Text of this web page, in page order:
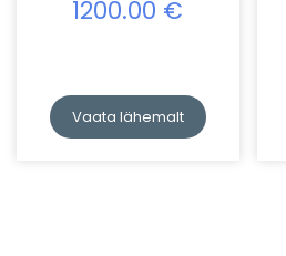
1200.00 €
Vaata lähemalt